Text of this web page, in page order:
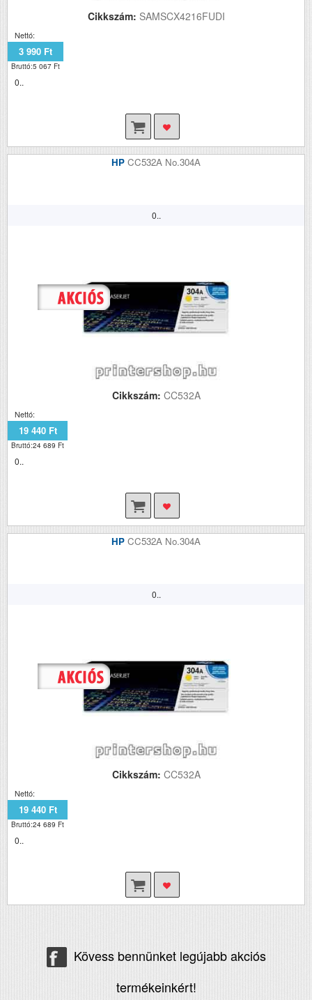
Cikkszám: SAMSCX4216FUDI
Nettó:
3 990 Ft
Bruttó:5 067 Ft
0..
HP CC532A No.304A
0..
Cikkszám: CC532A
Nettó:
19 440 Ft
Bruttó:24 689 Ft
0..
HP CC532A No.304A
0..
Cikkszám: CC532A
Nettó:
19 440 Ft
Bruttó:24 689 Ft
0..
Kövess bennünket legújabb akciós
termékeinkért!